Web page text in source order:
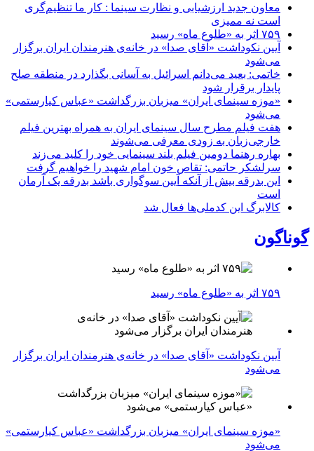
معاون جدید ارزشیابی و نظارت سینما : کار ما تنظیم‌گری
است نه ممیزی
۷۵۹ اثر به «طلوع ماه» رسید
آیین نکوداشت «آقای صدا» در خانه‌ی هنرمندان ایران برگزار
می‌شود
خاتمی: بعید می‌دانم اسرائیل به آسانی بگذارد در منطقه صلح
پایدار برقرار شود
«موزه سینمای ایران» میزبان بزرگداشت «عباس کیارستمی»
می‌شود
هفت فیلم مطرح سال سینمای ایران به همراه بهترین فیلم
خارجی‌زبان به زودی معرفی می‌شوند
بهاره رهنما دومین فیلم بلند سینمایی خود را کلید می‌زند
سرلشکر حاتمی: تقاص خون امام شهید را خواهیم گرفت
این بدرقه بیش از آنکه آیین سوگواری باشد بدرقه یک آرمان
است
کالابرگ این کدملی‌ها فعال شد
گوناگون
۷۵۹ اثر به «طلوع ماه» رسید
آیین نکوداشت «آقای صدا» در خانه‌ی هنرمندان ایران برگزار
می‌شود
«موزه سینمای ایران» میزبان بزرگداشت «عباس کیارستمی»
می‌شود